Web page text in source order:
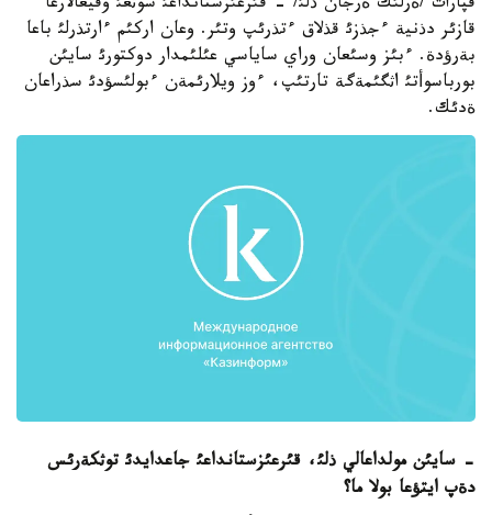
قازئر دذنية ءجذزئ قذلاق ءتذرئپ وتئر. وعان اركئم ءارتذرلئ باعا
بةرؤدة. ءبئز وسئعان وراي ساياسي عئلئمدار دوكتورئ سايئن
بورباسوأتئ اثگئمةگة تارتئپ، ءوز ويلارئمةن ءبولئسؤدئ سذراعان
ةدئك.
- سايئن مولداعالي ذلئ، قئرعئزستانداعئ جاعدايدئ توثكةرئس
دةپ ايتؤعا بولا ما؟